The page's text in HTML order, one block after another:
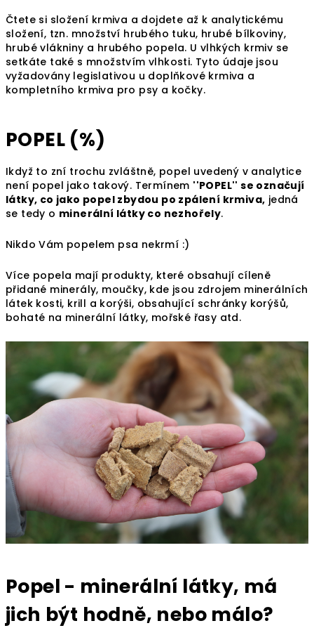
Čtete si složení krmiva a dojdete až k analytickému
složení, tzn. množství hrubého tuku, hrubé bílkoviny,
hrubé vlákniny a hrubého popela. U vlhkých krmiv se
setkáte také s množstvím vlhkosti. Tyto údaje jsou
vyžadovány legislativou u doplňkové krmiva a
kompletního krmiva pro psy a kočky.
POPEL (%)
Ikdyž to zní trochu zvláštně, popel uvedený v analytice
není popel jako takový. Termínem ''POPEL'' se označují
látky, co jako popel zbydou po zpálení krmiva, jedná
se tedy o minerální látky co nezhořely.
Nikdo Vám popelem psa nekrmí :)
Více popela mají produkty, které obsahují cíleně
přidané minerály, moučky, kde jsou zdrojem minerálních
látek kosti, krill a korýši, obsahující schránky korýšů,
bohaté na minerální látky, mořské řasy atd.
Popel - minerální látky, má
jich být hodně, nebo málo?